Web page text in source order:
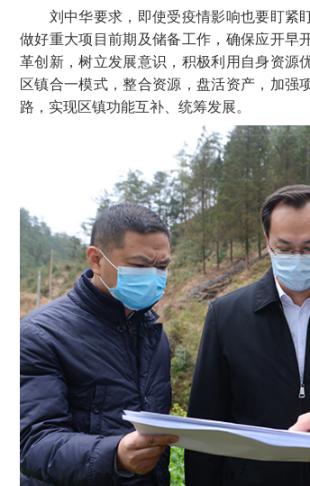
刘中华要求，即使受疫情影响也要盯紧盯
做好重大项目前期及储备工作，确保应开早
革创新，树立发展意识，积极利用自身资源
区镇合一模式，整合资源，盘活资产，加强
路，实现区镇功能互补、统筹发展。